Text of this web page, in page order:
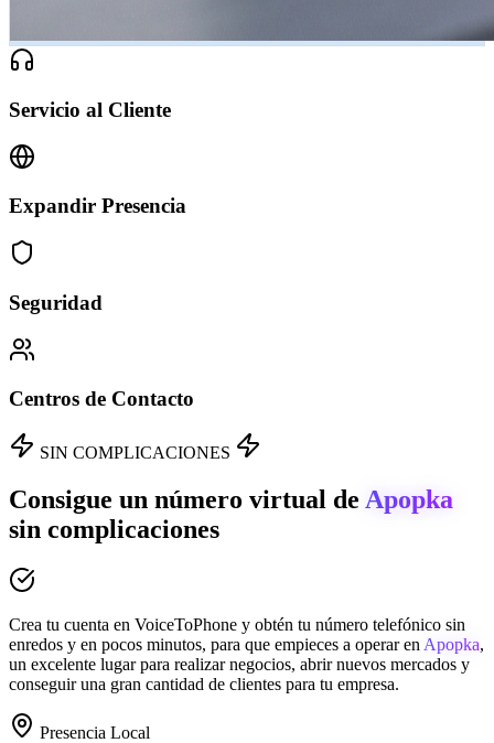
Servicio al Cliente
Expandir Presencia
Seguridad
Centros de Contacto
SIN COMPLICACIONES
Consigue un número virtual de Apopka
sin complicaciones
Crea tu cuenta en VoiceToPhone y obtén tu número telefónico sin
enredos y en pocos minutos, para que empieces a operar en Apopka,
un excelente lugar para realizar negocios, abrir nuevos mercados y
conseguir una gran cantidad de clientes para tu empresa.
Presencia Local